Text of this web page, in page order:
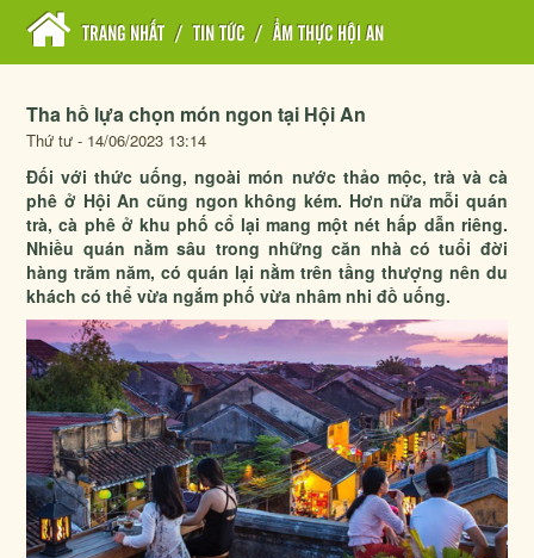
TRANG NHẤT / TIN TỨC / ẨM THỰC HỘI AN
Tha hồ lựa chọn món ngon tại Hội An
Thứ tư - 14/06/2023 13:14
Đối với thức uống, ngoài món nước thảo mộc, trà và cà
phê ở Hội An cũng ngon không kém. Hơn nữa mỗi quán
trà, cà phê ở khu phố cổ lại mang một nét hấp dẫn riêng.
Nhiều quán nằm sâu trong những căn nhà có tuổi đời
hàng trăm năm, có quán lại nằm trên tầng thượng nên du
khách có thể vừa ngắm phố vừa nhâm nhi đồ uống.